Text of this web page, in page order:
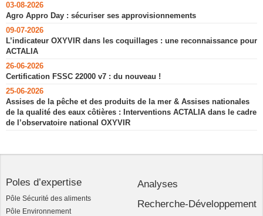
03-08-2026
Agro Appro Day : sécuriser ses approvisionnements
09-07-2026
L’indicateur OXYVIR dans les coquillages : une reconnaissance pour
ACTALIA
26-06-2026
Certification FSSC 22000 v7 : du nouveau !
25-06-2026
Assises de la pêche et des produits de la mer & Assises nationales
de la qualité des eaux côtières : Interventions ACTALIA dans le cadre
de l’observatoire national OXYVIR
Poles d’expertise
Pôle Sécurité des aliments
Pôle Environnement
Analyses
Recherche-Développement